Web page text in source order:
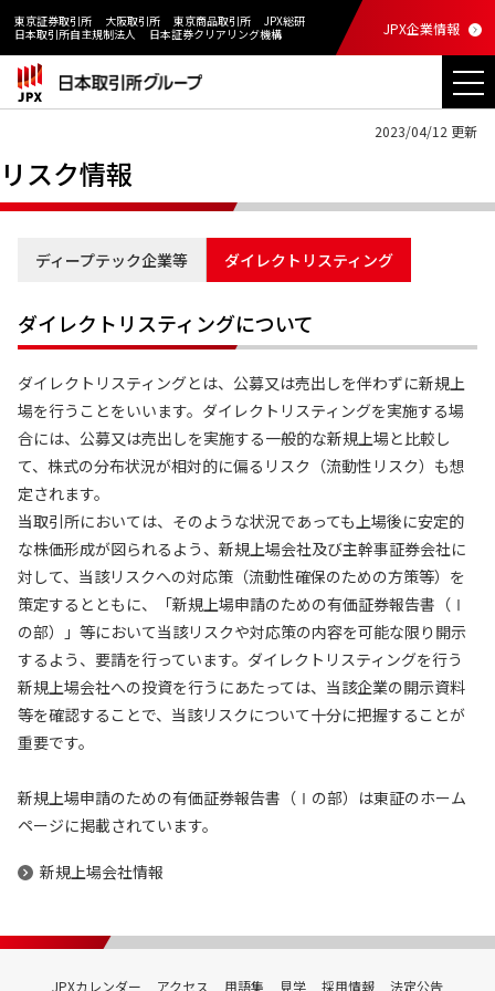
東京証券取引所 大阪取引所 東京商品取引所
JPX総研
日本取引所自主規制法人
日本証券クリアリング機構 JPX企業情報
2023/04/12 更新
リスク情報
ディープテック企業等 ダイレクトリスティング
ダイレクトリスティングについて
ダイレクトリスティングとは、公募又は売出しを伴わずに新規上
場を行うことをいいます。ダイレクトリスティングを実施する場
合には、公募又は売出しを実施する一般的な新規上場と比較し
て、株式の分布状況が相対的に偏るリスク（流動性リスク）も想
定されます。
当取引所においては、そのような状況であっても上場後に安定的
な株価形成が図られるよう、新規上場会社及び主幹事証券会社に
対して、当該リスクへの対応策（流動性確保のための方策等）を
策定するとともに、「新規上場申請のための有価証券報告書（Ⅰ
の部）」等において当該リスクや対応策の内容を可能な限り開示
するよう、要請を行っています。ダイレクトリスティングを行う
新規上場会社への投資を行うにあたっては、当該企業の開示資料
等を確認することで、当該リスクについて十分に把握することが
重要です。
新規上場申請のための有価証券報告書（Ⅰの部）は東証のホーム
ページに掲載されています。
新規上場会社情報
JPXカレンダー アクセス 用語集 見学 採用情報 法定公告